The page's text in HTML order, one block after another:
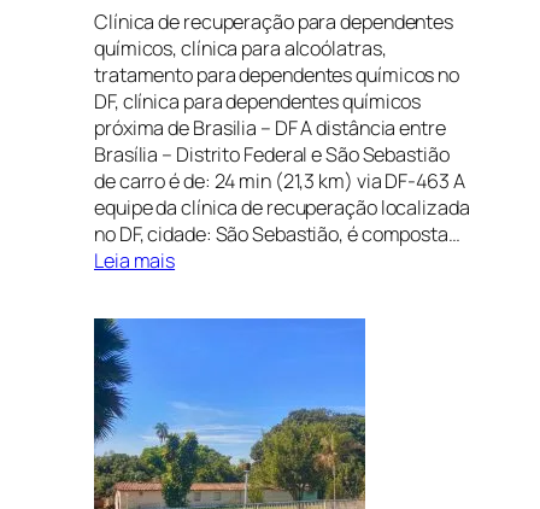
Clínica de recuperação para dependentes
químicos, clínica para alcoólatras,
tratamento para dependentes químicos no
DF, clínica para dependentes químicos
próxima de Brasilia – DF A distância entre
Brasília – Distrito Federal e São Sebastião
de carro é de: 24 min (21,3 km) via DF-463 A
equipe da clínica de recuperação localizada
no DF, cidade: São Sebastião, é composta…
Leia mais:
DE
SEBASTIÃO,
DISTRITO
FEDERAL